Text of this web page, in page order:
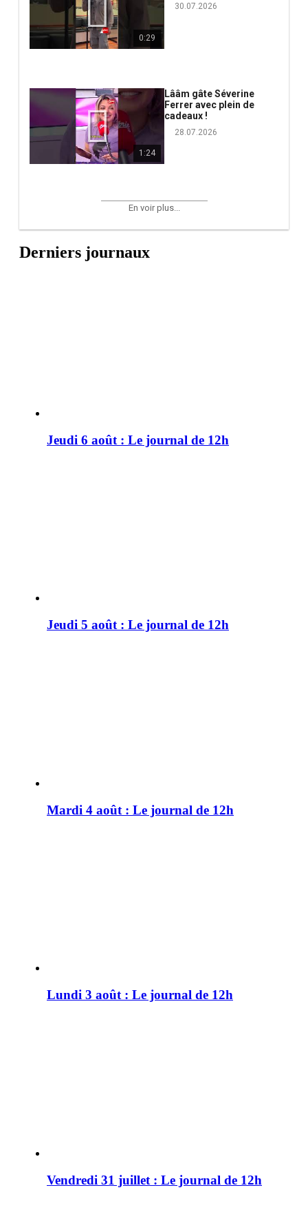
0:29
30.07.2026
1:24
Lââm gâte Séverine
Ferrer avec plein de
cadeaux !
28.07.2026
En voir plus...
Derniers journaux
Jeudi 6 août : Le journal de 12h
Jeudi 5 août : Le journal de 12h
Mardi 4 août : Le journal de 12h
Lundi 3 août : Le journal de 12h
Vendredi 31 juillet : Le journal de 12h